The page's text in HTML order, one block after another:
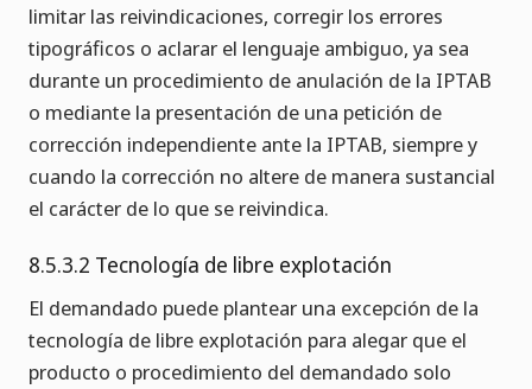
limitar las reivindicaciones, corregir los errores
tipográficos o aclarar el lenguaje ambiguo, ya sea
durante un procedimiento de anulación de la IPTAB
o mediante la presentación de una petición de
corrección independiente ante la IPTAB, siempre y
cuando la corrección no altere de manera sustancial
el carácter de lo que se reivindica.
8.5.3.2 Tecnología de libre explotación
El demandado puede plantear una excepción de la
tecnología de libre explotación para alegar que el
producto o procedimiento del demandado solo